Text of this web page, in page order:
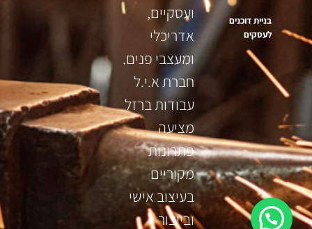
בניית דוכנים
לעסקים
ועסקיים,
אדריכלי
ומעצבי פנים.
חברת א.י.ל
עבודות ברזל
מציעה
פתרונות
מקוריים
בעיצוב אישי
ובייצור